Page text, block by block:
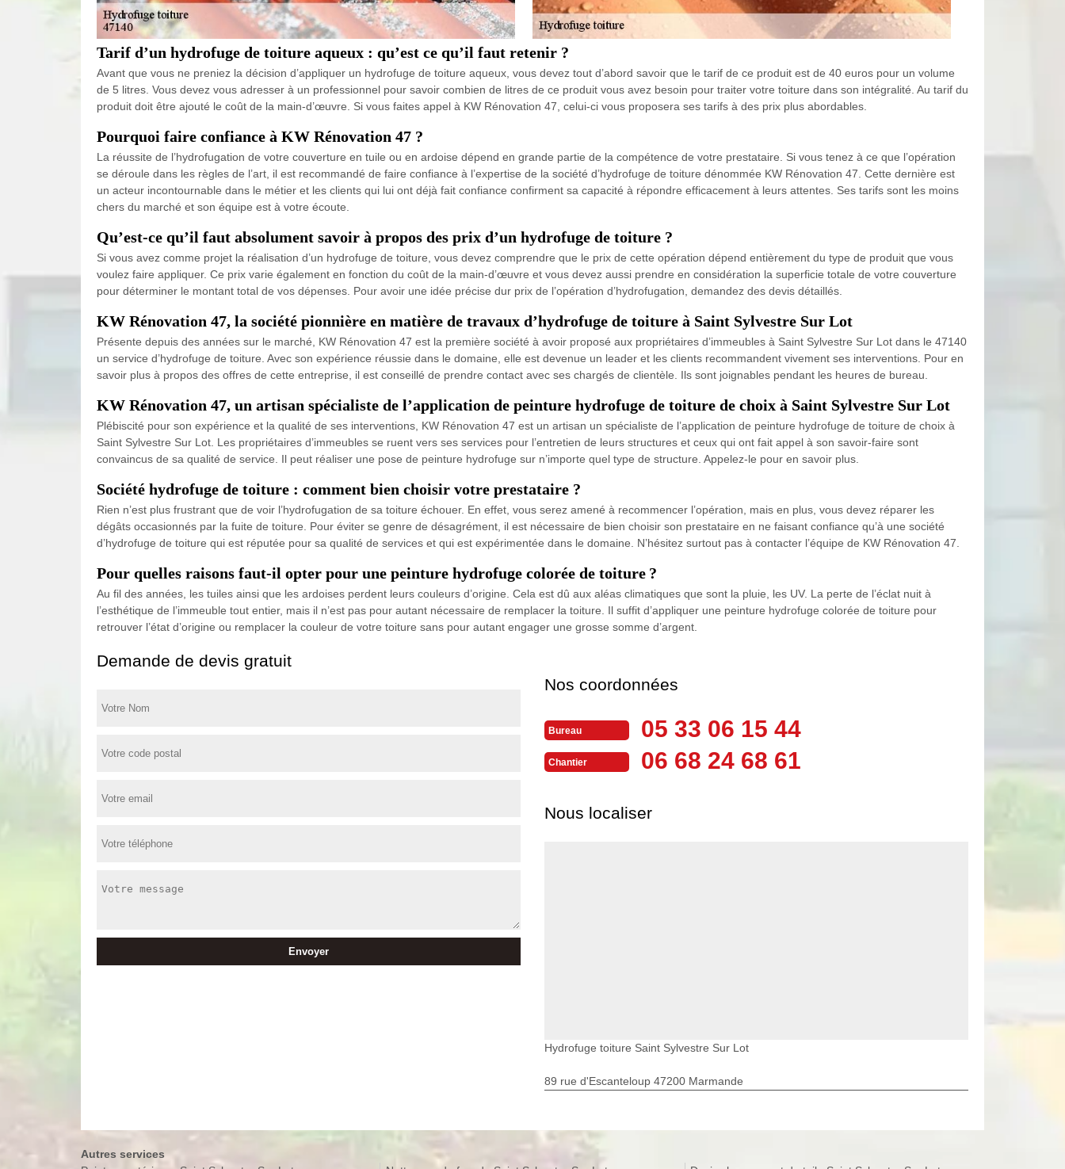
Tarif d’un hydrofuge de toiture aqueux : qu’est ce qu’il faut retenir ?
Avant que vous ne preniez la décision d’appliquer un hydrofuge de toiture aqueux, vous devez tout d’abord savoir que le tarif de ce produit est de 40 euros pour un volume
de 5 litres. Vous devez vous adresser à un professionnel pour savoir combien de litres de ce produit vous avez besoin pour traiter votre toiture dans son intégralité. Au tarif du
produit doit être ajouté le coût de la main-d’œuvre. Si vous faites appel à KW Rénovation 47, celui-ci vous proposera ses tarifs à des prix plus abordables.
Pourquoi faire confiance à KW Rénovation 47 ?
La réussite de l’hydrofugation de votre couverture en tuile ou en ardoise dépend en grande partie de la compétence de votre prestataire. Si vous tenez à ce que l’opération
se déroule dans les règles de l’art, il est recommandé de faire confiance à l’expertise de la société d’hydrofuge de toiture dénommée KW Rénovation 47. Cette dernière est
un acteur incontournable dans le métier et les clients qui lui ont déjà fait confiance confirment sa capacité à répondre efficacement à leurs attentes. Ses tarifs sont les moins
chers du marché et son équipe est à votre écoute.
Qu’est-ce qu’il faut absolument savoir à propos des prix d’un hydrofuge de toiture ?
Si vous avez comme projet la réalisation d’un hydrofuge de toiture, vous devez comprendre que le prix de cette opération dépend entièrement du type de produit que vous
voulez faire appliquer. Ce prix varie également en fonction du coût de la main-d’œuvre et vous devez aussi prendre en considération la superficie totale de votre couverture
pour déterminer le montant total de vos dépenses. Pour avoir une idée précise dur prix de l’opération d’hydrofugation, demandez des devis détaillés.
KW Rénovation 47, la société pionnière en matière de travaux d’hydrofuge de toiture à Saint Sylvestre Sur Lot
Présente depuis des années sur le marché, KW Rénovation 47 est la première société à avoir proposé aux propriétaires d’immeubles à Saint Sylvestre Sur Lot dans le 47140
un service d’hydrofuge de toiture. Avec son expérience réussie dans le domaine, elle est devenue un leader et les clients recommandent vivement ses interventions. Pour en
savoir plus à propos des offres de cette entreprise, il est conseillé de prendre contact avec ses chargés de clientèle. Ils sont joignables pendant les heures de bureau.
KW Rénovation 47, un artisan spécialiste de l’application de peinture hydrofuge de toiture de choix à Saint Sylvestre Sur Lot
Plébiscité pour son expérience et la qualité de ses interventions, KW Rénovation 47 est un artisan un spécialiste de l’application de peinture hydrofuge de toiture de choix à
Saint Sylvestre Sur Lot. Les propriétaires d’immeubles se ruent vers ses services pour l’entretien de leurs structures et ceux qui ont fait appel à son savoir-faire sont
convaincus de sa qualité de service. Il peut réaliser une pose de peinture hydrofuge sur n’importe quel type de structure. Appelez-le pour en savoir plus.
Société hydrofuge de toiture : comment bien choisir votre prestataire ?
Rien n’est plus frustrant que de voir l’hydrofugation de sa toiture échouer. En effet, vous serez amené à recommencer l’opération, mais en plus, vous devez réparer les
dégâts occasionnés par la fuite de toiture. Pour éviter se genre de désagrément, il est nécessaire de bien choisir son prestataire en ne faisant confiance qu’à une société
d’hydrofuge de toiture qui est réputée pour sa qualité de services et qui est expérimentée dans le domaine. N’hésitez surtout pas à contacter l’équipe de KW Rénovation 47.
Pour quelles raisons faut-il opter pour une peinture hydrofuge colorée de toiture ?
Au fil des années, les tuiles ainsi que les ardoises perdent leurs couleurs d’origine. Cela est dû aux aléas climatiques que sont la pluie, les UV. La perte de l’éclat nuit à
l’esthétique de l’immeuble tout entier, mais il n’est pas pour autant nécessaire de remplacer la toiture. Il suffit d’appliquer une peinture hydrofuge colorée de toiture pour
retrouver l’état d’origine ou remplacer la couleur de votre toiture sans pour autant engager une grosse somme d’argent.
Demande de devis gratuit
Nos coordonnées
Bureau 05 33 06 15 44
Chantier 06 68 24 68 61
Nous localiser
Hydrofuge toiture Saint Sylvestre Sur Lot
89 rue d'Escanteloup 47200 Marmande
Autres services